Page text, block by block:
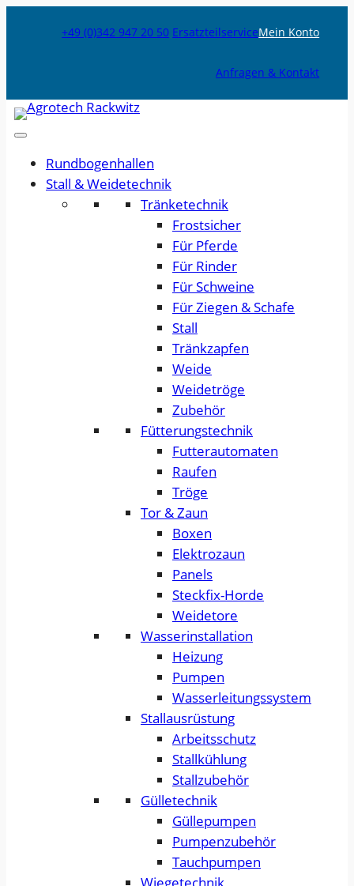
+49 (0)342 947 20 50 ErsatzteilserviceMein Konto
Anfragen & Kontakt
Rundbogenhallen
Stall & Weidetechnik
Tränketechnik
Frostsicher
Für Pferde
Für Rinder
Für Schweine
Für Ziegen & Schafe
Stall
Tränkzapfen
Weide
Weidetröge
Zubehör
Fütterungstechnik
Futterautomaten
Raufen
Tröge
Tor & Zaun
Boxen
Elektrozaun
Panels
Steckfix-Horde
Weidetore
Wasserinstallation
Heizung
Pumpen
Wasserleitungssystem
Stallausrüstung
Arbeitsschutz
Stallkühlung
Stallzubehör
Gülletechnik
Güllepumpen
Pumpenzubehör
Tauchpumpen